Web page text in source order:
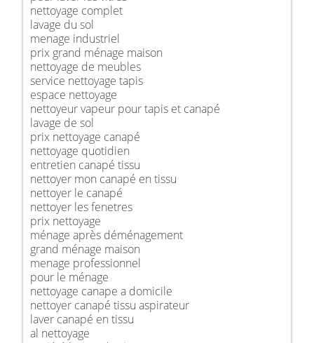
nettoyage complet
lavage du sol
menage industriel
prix grand ménage maison
nettoyage de meubles
service nettoyage tapis
espace nettoyage
nettoyeur vapeur pour tapis et canapé
lavage de sol
prix nettoyage canapé
nettoyage quotidien
entretien canapé tissu
nettoyer mon canapé en tissu
nettoyer le canapé
nettoyer les fenetres
prix nettoyage
ménage après déménagement
grand ménage maison
menage professionnel
pour le ménage
nettoyage canape a domicile
nettoyer canapé tissu aspirateur
laver canapé en tissu
al nettoyage